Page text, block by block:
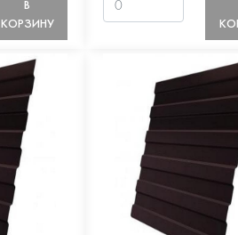
В
КОРЗИНУ